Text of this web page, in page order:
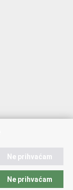
Ne prihvaćam
Ne prihvaćam